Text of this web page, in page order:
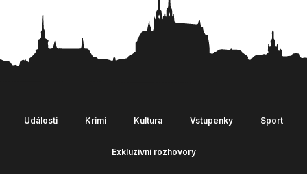
Události Krimi Kultura Vstupenky Sport
Exkluzivní rozhovory